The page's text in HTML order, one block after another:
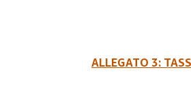
ALLEGATO 3: